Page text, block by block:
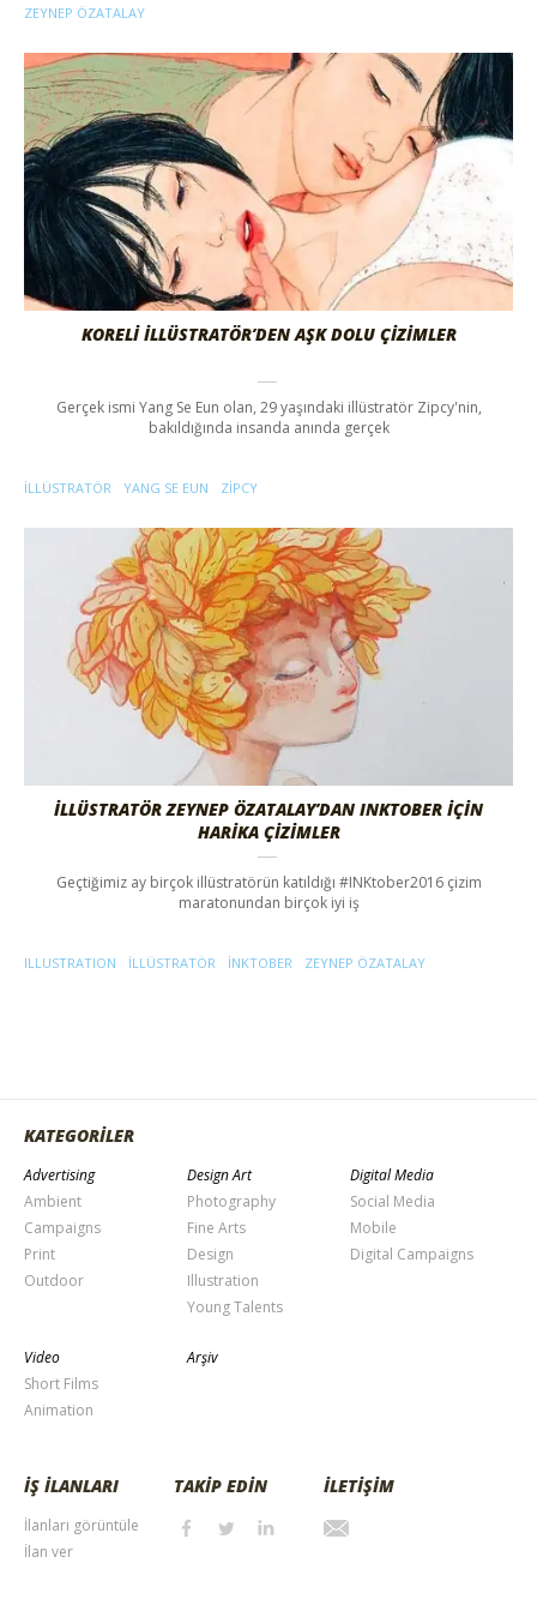
ZEYNEP ÖZATALAY
KORELİ İLLÜSTRATÖR’DEN AŞK DOLU ÇİZİMLER
Gerçek ismi Yang Se Eun olan, 29 yaşındaki illüstratör Zipcy'nin,
bakıldığında insanda anında gerçek
ILLÜSTRATÖR YANG SE EUN ZIPCY
İLLÜSTRATÖR ZEYNEP ÖZATALAY’DAN INKTOBER İÇİN
HARİKA ÇİZİMLER
Geçtiğimiz ay birçok illüstratörün katıldığı #INKtober2016 çizim
maratonundan birçok iyi iş
ILLUSTRATION ILLÜSTRATÖR INKTOBER ZEYNEP ÖZATALAY
KATEGORİLER
Advertising
Ambient
Campaigns
Print
Outdoor
Design Art
Photography
Fine Arts
Design
Illustration
Young Talents
Digital Media
Social Media
Mobile
Digital Campaigns
Video
Short Films
Animation
Arşiv
İŞ İLANLARI
İlanları görüntüle
İlan ver
TAKİP EDİN İLETİŞİM